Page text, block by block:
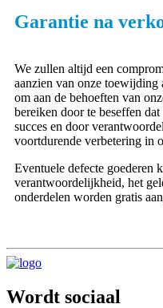
Garantie na
We zullen altijd een
aanzien van onze toewijding
om aan de behoeften van
bereiken door te beseffen
succes en door
voortdurende verbetering in
Eventuele defecte goederen
verantwoordelijkheid, het
onderdelen worden gratis
Wordt sociaal